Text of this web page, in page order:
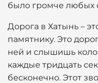
было громче любых
Дорога в Хатынь –
памятнику. Это
ней и слышишь
каждые тридцать
бесконечно. Этот